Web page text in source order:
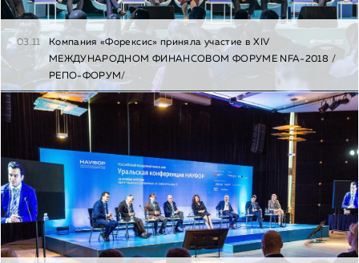
03.11
Компания «Форексис» приняла участие в XIV
МЕЖДУНАРОДНОМ ФИНАНСОВОМ ФОРУМЕ NFA-2018 /
РЕПО-ФОРУМ/